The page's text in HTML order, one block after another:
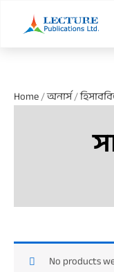
Home/অনার্স/
No products